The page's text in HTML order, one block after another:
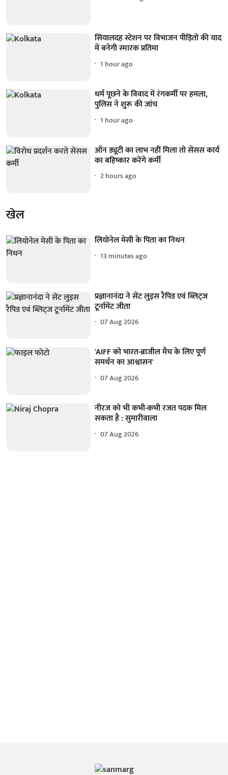
सियालदह स्टेशन पर विभाजन पीड़ितों की याद
में बनेगी स्मारक प्रतिमा
1 hour ago
धर्म पूछने के विवाद में रंगकर्मी पर हमला,
पुलिस ने शुरू की जांच
1 hour ago
ऑन ड्यूटी का लाभ नहीं मिला तो सेंसस कार्य
का बहिष्कार करेंगे कर्मी
2 hours ago
खेल
लियोनेल मेसी के पिता का निधन
13 minutes ago
प्रज्ञानानंदा ने सेंट लुइस रैपिड एवं ब्लिट्ज
टूर्नामेंट जीता
07 Aug 2026
'AIFF को भारत-ब्राजील मैच के लिए पूर्ण
समर्थन का आश्वासन'
07 Aug 2026
नीरज को भी कभी-कभी रजत पदक मिल
सकता है : सुमारीवाला
07 Aug 2026